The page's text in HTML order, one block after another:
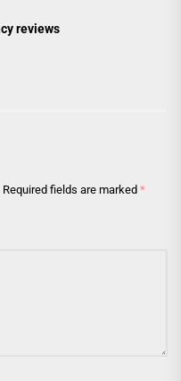
reviews
Required fields are marked *